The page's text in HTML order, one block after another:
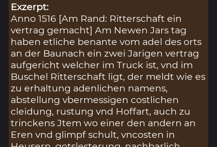
Exzerpt:
Anno 1516 [Am Rand: Ritterschaft ein
vertrag gemacht] Am Newen Jars tag
haben etliche benante vom adel des orts
an der Baunach ein zwei Jarigen vertrag
aufgericht welcher im Truck ist, vnd im
Buschel Ritterschaft ligt, der meldt wie es
zu erhaltung adenlichen namens,
abstellung vbermessigen costlichen
cleidung, rustung vnd Hoffart, auch zu
trinckens Jtem wo einer den andern an
Eren vnd glimpf schult, vncosten in